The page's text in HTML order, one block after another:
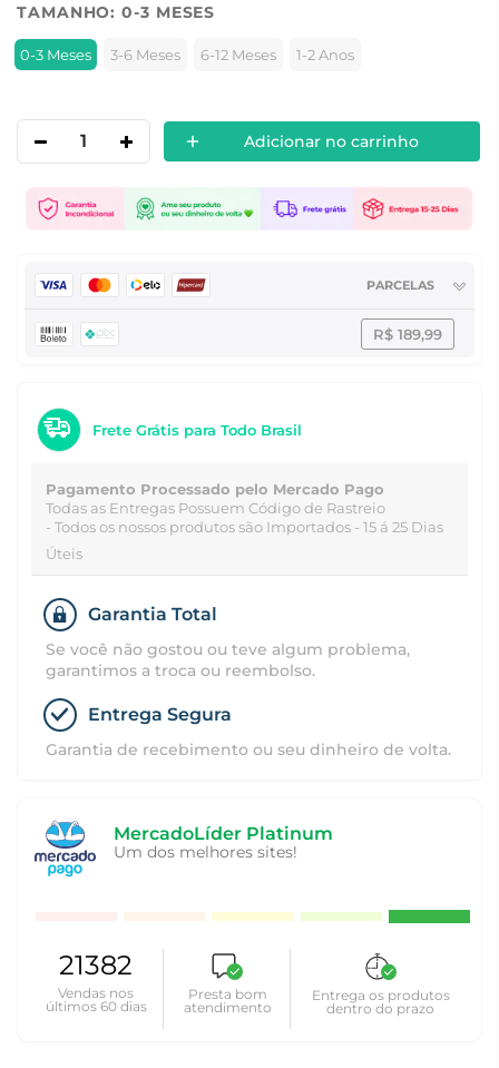
TAMANHO:0-3 MESES
0-3 Meses 3-6 Meses 6-12 Meses 1-2 Anos
Adicionar no carrinho
PARCELAS
R$ 189,99
Frete Grátis para Todo Brasil
Pagamento Processado pelo Mercado Pago
Todas as Entregas Possuem Código de Rastreio
- Todos os nossos produtos são Importados - 15 á 25 Dias
Úteis
Garantia Total
Se você não gostou ou teve algum problema,
garantimos a troca ou reembolso.
Entrega Segura
Garantia de recebimento ou seu dinheiro de volta.
MercadoLíder Platinum
Um dos melhores sites!
21382
Vendas nos
últimos 60 dias
Presta bom
atendimento
Entrega os produtos
dentro do prazo